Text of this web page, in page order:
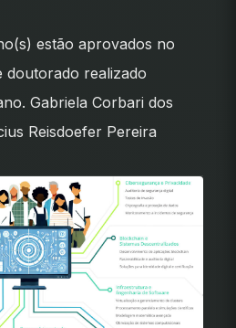
estão aprovados no
doutorado realizado
Gabriela Corbari dos
Reisdoefer Pereira